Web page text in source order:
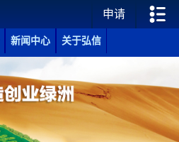
申请
新闻中心 关于弘信